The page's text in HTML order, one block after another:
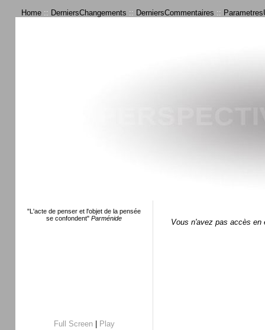
Home :: DerniersChangements :: DerniersCommentaires ::
"L'acte de penser et l'objet de la pensée
se confondent" Parménide
Full Screen|
Play
Vous n'avez pas accès en